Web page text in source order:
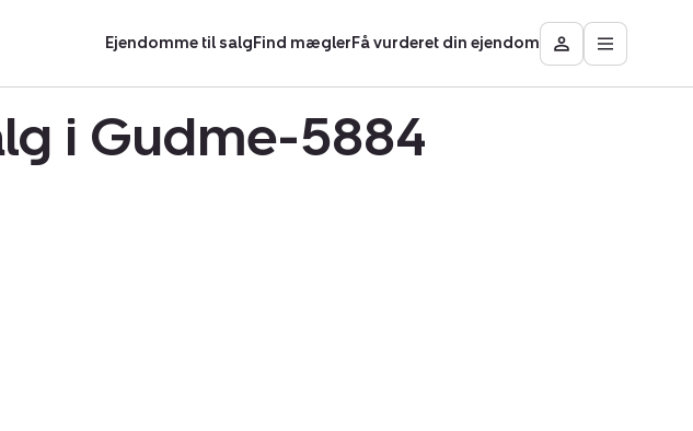
Ejendomme til salgFind mæglerFå vurderet din ejendom
Besøg
Mit
Åbn
i Gudme-5884